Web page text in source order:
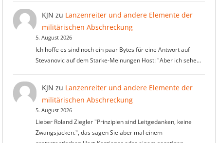
KJN zu Lanzenreiter und andere Elemente der
militärischen Abschreckung
5. August 2026
Ich hoffe es sind noch ein paar Bytes für eine Antwort auf
Stevanovic auf dem Starke-Meinungen Host: "Aber ich sehe…
KJN zu Lanzenreiter und andere Elemente der
militärischen Abschreckung
5. August 2026
Lieber Roland Ziegler "Prinzipien sind Leitgedanken, keine
Zwangsjacken.", das sagen Sie aber mal einem